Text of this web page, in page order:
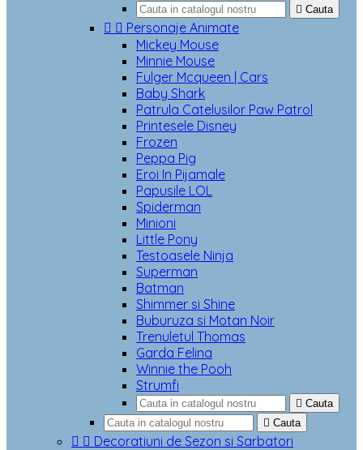
 Cauta
  Personaje Animate
Mickey Mouse
Minnie Mouse
Fulger Mcqueen | Cars
Baby Shark
Patrula Catelusilor Paw Patrol
Printesele Disney
Frozen
Peppa Pig
Eroi In Pijamale
Papusile LOL
Spiderman
Minioni
Little Pony
Testoasele Ninja
Superman
Batman
Shimmer si Shine
Buburuza si Motan Noir
Trenuletul Thomas
Garda Felina
Winnie the Pooh
Strumfi
 Cauta
 Cauta
  Decoratiuni de Sezon si Sarbatori